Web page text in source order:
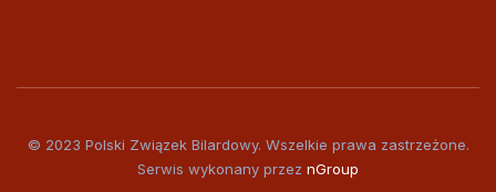
© 2023 Polski Związek Bilardowy. Wszelkie prawa zastrzeżone.
Serwis wykonany przez nGroup